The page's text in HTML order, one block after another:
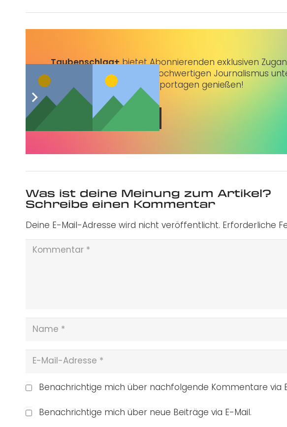
Taubenschlag+bietet Abonnierenden exklusiven
3 € im Monat kannst du hochwertigen Journalismus
erstklassige Artikel und Reportagen genießen!
Jetzt abonnieren
Was ist deine Meinung zum Artikel?
Schreibe einen Kommentar
Deine E-Mail-Adresse wird nicht veröffentlicht. Erforderliche
Benachrichtige mich über nachfolgende Kommentare via
Benachrichtige mich über neue Beiträge via E-Mail.